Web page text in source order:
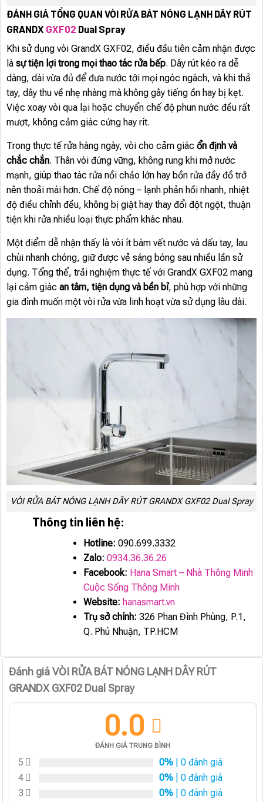
ĐÁNH GIÁ TỔNG QUAN VÒI RỬA BÁT NÓNG LẠNH DÂY RÚT
GRANDX GXF02 Dual Spray
Khi sử dụng vòi GrandX GXF02, điều đầu tiên cảm nhận được
là sự tiện lợi trong mọi thao tác rửa bếp. Dây rút kéo ra dễ
dàng, dài vừa đủ để đưa nước tới mọi ngóc ngách, và khi thả
tay, dây thu về nhẹ nhàng mà không gây tiếng ồn hay bị kẹt.
Việc xoay vòi qua lại hoặc chuyển chế độ phun nước đều rất
mượt, không cảm giác cứng hay rít.
Trong thực tế rửa hàng ngày, vòi cho cảm giác ổn định và
chắc chắn. Thân vòi đứng vững, không rung khi mở nước
mạnh, giúp thao tác rửa nồi chảo lớn hay bồn rửa đầy đồ trở
nên thoải mái hơn. Chế độ nóng – lạnh phản hồi nhanh, nhiệt
độ điều chỉnh đều, không bị giật hay thay đổi đột ngột, thuận
tiện khi rửa nhiều loại thực phẩm khác nhau.
Một điểm dễ nhận thấy là vòi ít bám vết nước và dấu tay, lau
chùi nhanh chóng, giữ được vẻ sáng bóng sau nhiều lần sử
dụng. Tổng thể, trải nghiệm thực tế với GrandX GXF02 mang
lại cảm giác an tâm, tiện dụng và bền bỉ, phù hợp với những
gia đình muốn một vòi rửa vừa linh hoạt vừa sử dụng lâu dài.
VÒI RỬA BÁT NÓNG LẠNH DÂY RÚT GRANDX GXF02 Dual Spray
Thông tin liên hệ:
Hotline: 090.699.3332
Zalo: 0934.36.36.26
Facebook: Hana Smart – Nhà Thông Minh
Cuộc Sống Thông Minh
Website: hanasmart.vn
Trụ sở chính: 326 Phan Đình Phùng, P.1,
Q. Phú Nhuận, TP.HCM
Đánh giá VÒI RỬA BÁT NÓNG LẠNH DÂY RÚT
GRANDX GXF02 Dual Spray
0.0
ĐÁNH GIÁ TRUNG BÌNH
5 0% | 0 đánh giá
4
0% | 0 đánh giá
3
0% | 0 đánh giá